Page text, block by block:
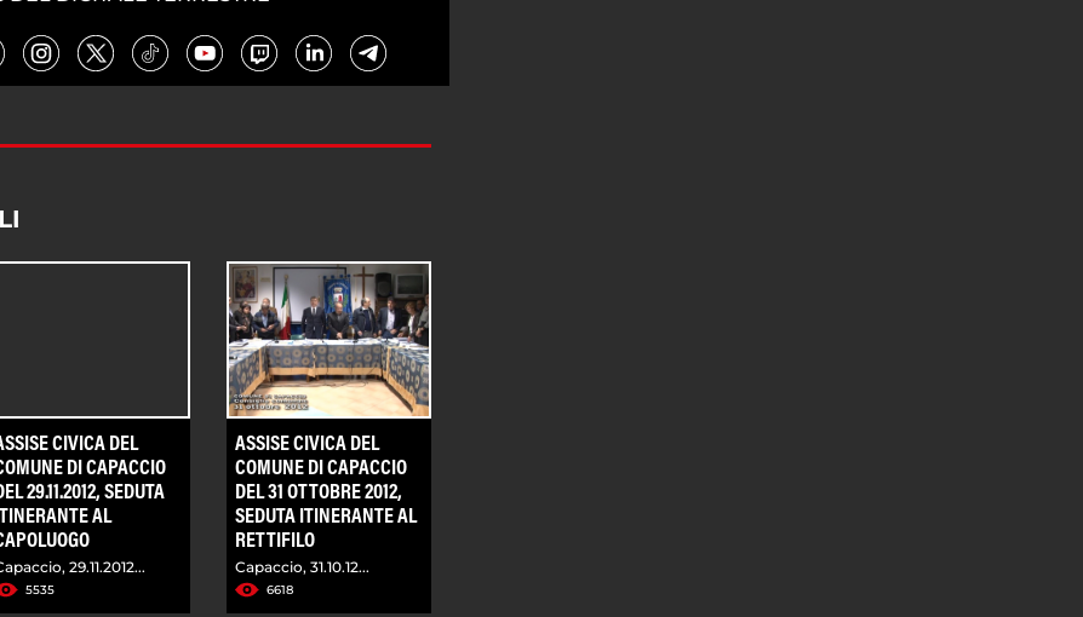
CIVICA DEL
DI CAPACCIO
29.11.2012, SEDUTA
AL
29.11.2012...
5535
ASSISE CIVICA DEL
COMUNE DI CAPACCIO
DEL 31 OTTOBRE 2012,
SEDUTA ITINERANTE AL
RETTIFILO
Capaccio, 31.10.12...
6618